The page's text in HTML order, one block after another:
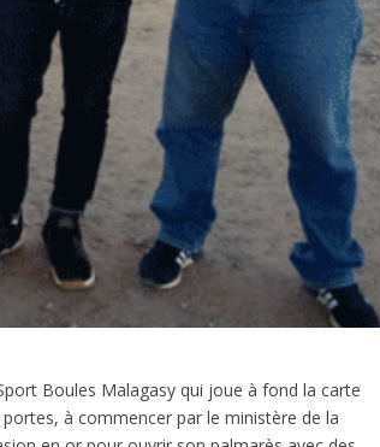
Boules Malagasy qui joue à fond la carte
à commencer par le ministère de la